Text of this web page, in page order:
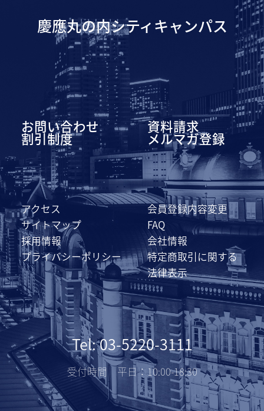
慶應丸の内シティキャンパス
お問い合わせ 資料請求
割引制度 メルマガ登録
アクセス
会員登録内容変更
サイトマップ
FAQ
採用情報
会社情報
プライバシーポリシー
特定商取引に関する
法律表示
Tel: 03-5220-3111
受付時間 平日：10:00-18:30